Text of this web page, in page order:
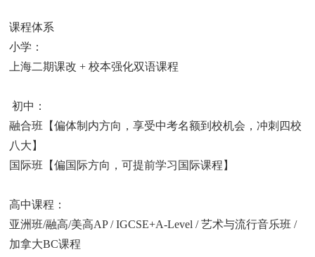
课程体系
小学：
上海二期课改 + 校本强化双语课程
初中：
融合班【偏体制内方向，享受中考名额到校机会，冲刺四校
八大】
国际班【偏国际方向，可提前学习国际课程】
高中课程：
亚洲班/融高/美高AP / IGCSE+A-Level / 艺术与流行音乐班 /
加拿大BC课程